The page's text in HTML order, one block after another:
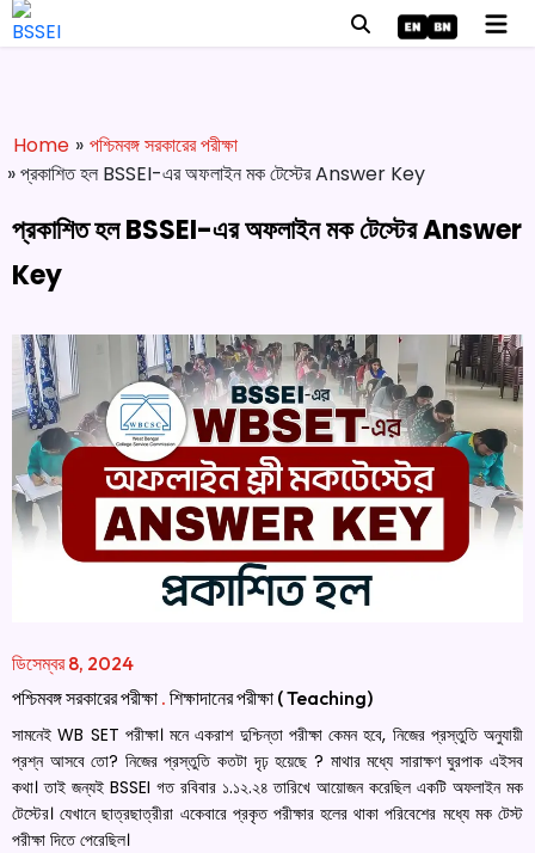
Home » পশ্চিমবঙ্গ সরকারের পরীক্ষা
» প্রকাশিত হল BSSEI-এর অফলাইন মক টেস্টের Answer Key
প্রকাশিত হল BSSEI-এর অফলাইন মক টেস্টের Answer
Key
ডিসেম্বর 8, 2024
পশ্চিমবঙ্গ সরকারের পরীক্ষা . শিক্ষাদানের পরীক্ষা ( Teaching)
সামনেই WB SET পরীক্ষা। মনে একরাশ দুশ্চিন্তা পরীক্ষা কেমন হবে, নিজের প্রস্তুতি অনুযায়ী
প্রশ্ন আসবে তো? নিজের প্রস্তুতি কতটা দৃঢ় হয়েছে ? মাথার মধ্যে সারাক্ষণ ঘুরপাক এইসব
কথা। তাই জন্যই BSSEI গত রবিবার ১.১২.২৪ তারিখে আয়োজন করেছিল একটি অফলাইন মক
টেস্টের। যেখানে ছাত্রছাত্রীরা একেবারে প্রকৃত পরীক্ষার হলের থাকা পরিবেশের মধ্যে মক টেস্ট
পরীক্ষা দিতে পেরেছিল।